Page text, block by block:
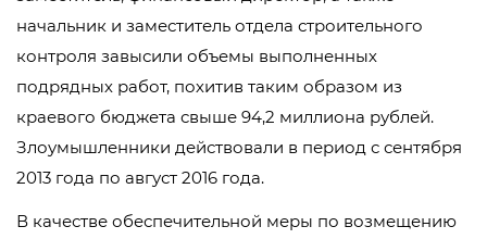
начальник и заместитель отдела строительного
контроля завысили объемы выполненных
подрядных работ, похитив таким образом из
краевого бюджета свыше 94,2 миллиона рублей.
Злоумышленники действовали в период с сентября
2013 года по август 2016 года.
В качестве обеспечительной меры по возмещению